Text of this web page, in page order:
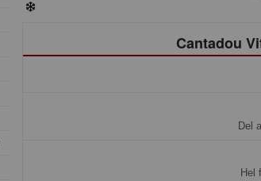
Cantadou
Del
Hel